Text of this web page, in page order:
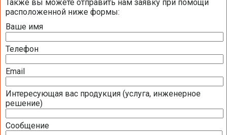
Также вы можете отправить нам заявку при помощи
расположенной ниже формы:
Ваше имя
Телефон
Email
Интересующая вас продукция (услуга, инженерное
решение)
Сообщение
Презентация компании BELIMO 2016 (2,51
МБ)
Полная номенклатура продукции BELIMO
Приводы для воздушных клапанов
Полный обзор электроприводов для систем
вентиляции 2016 (17,5 МБ)